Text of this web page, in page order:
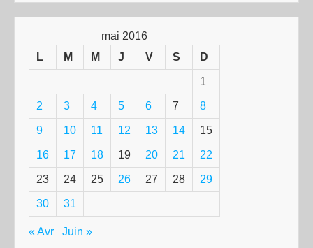
mai 2016
L
M M J V S D
1
2 3 4 5 6 7 8
9 10 11 12 13 14 15
16 17 18 19 20 21 22
23 24 25 26 27 28 29
30 31
« Avr Juin »